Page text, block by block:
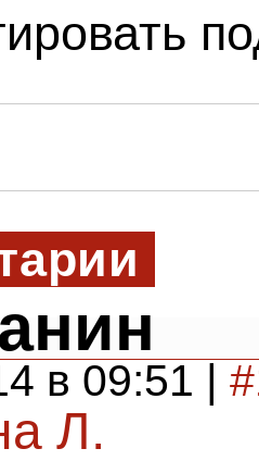
в 09:51 |
Л.